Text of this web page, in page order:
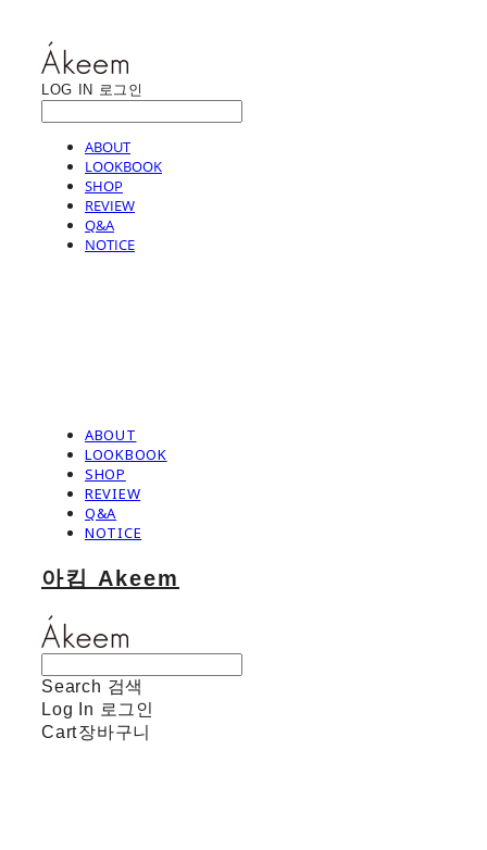
LOG IN 로그인
ABOUT
LOOKBOOK
SHOP
REVIEW
Q&A
NOTICE
ABOUT
LOOKBOOK
SHOP
REVIEW
Q&A
NOTICE
아킴 Akeem
Search 검색
Log In 로그인
Cart장바구니